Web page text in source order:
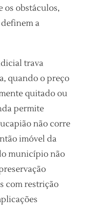
os obstáculos,
a
trava
quando o preço
quitado ou
permite
não corre
imóvel da
município não
com restrição